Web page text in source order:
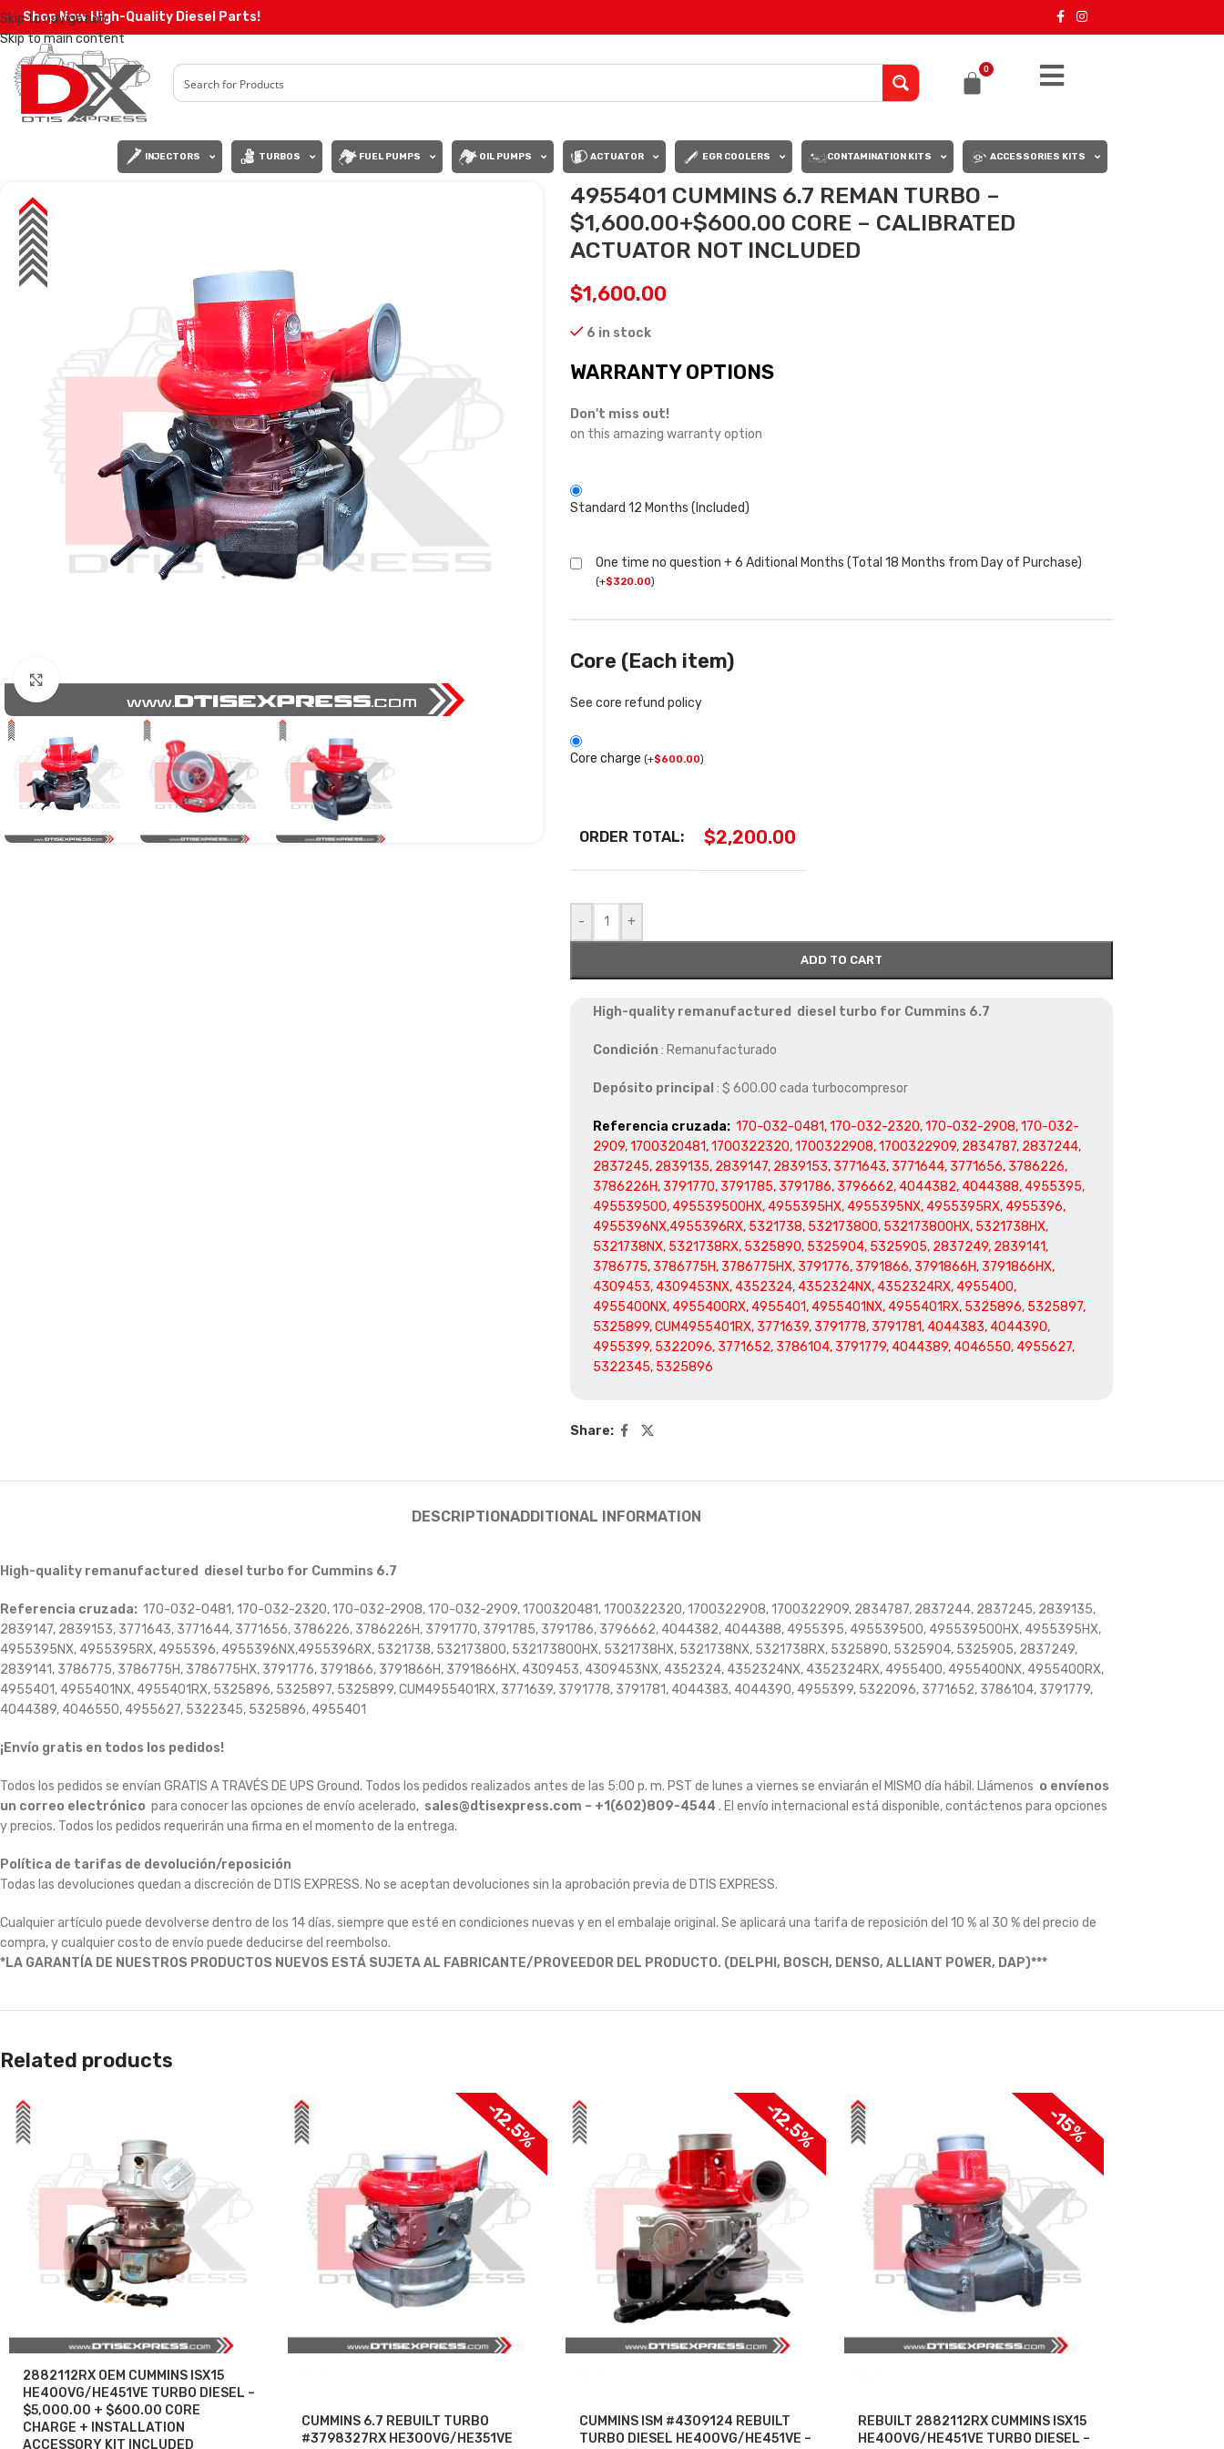
Skip to navigation
Skip to main content
Shop Now High-Quality Diesel Parts!
0
INJECTORS TURBOS FUEL PUMPS OIL PUMPS ACTUATOR EGR COOLERS CONTAMINATION KITS ACCESSORIES KITS
4955401 CUMMINS 6.7 REMAN TURBO –
$1,600.00+$600.00 CORE – CALIBRATED
ACTUATOR NOT INCLUDED
$1,600.00
6 in stock
WARRANTY OPTIONS
Don't miss out!
on this amazing warranty option
Standard 12 Months (Included)
One time no question + 6 Aditional Months (Total 18 Months from Day of Purchase)
(+$320.00)
Core (Each item)
See core refund policy
Core charge (+$600.00)
ORDER TOTAL: $2,200.00
- +
ADD TO CART
High-quality remanufactured diesel turbo for Cummins 6.7
Condición : Remanufacturado
Depósito principal : $ 600.00 cada turbocompresor
Referencia cruzada: 170-032-0481, 170-032-2320, 170-032-2908, 170-032-
2909, 1700320481, 1700322320, 1700322908, 1700322909, 2834787, 2837244,
2837245, 2839135, 2839147, 2839153, 3771643, 3771644, 3771656, 3786226,
3786226H, 3791770, 3791785, 3791786, 3796662, 4044382, 4044388, 4955395,
495539500, 495539500HX, 4955395HX, 4955395NX, 4955395RX, 4955396,
4955396NX,4955396RX, 5321738, 532173800, 532173800HX, 5321738HX,
5321738NX, 5321738RX, 5325890, 5325904, 5325905, 2837249, 2839141,
3786775, 3786775H, 3786775HX, 3791776, 3791866, 3791866H, 3791866HX,
4309453, 4309453NX, 4352324, 4352324NX, 4352324RX, 4955400,
4955400NX, 4955400RX, 4955401, 4955401NX, 4955401RX, 5325896, 5325897,
5325899, CUM4955401RX, 3771639, 3791778, 3791781, 4044383, 4044390,
4955399, 5322096, 3771652, 3786104, 3791779, 4044389, 4046550, 4955627,
5322345, 5325896
Share:
DESCRIPTIONADDITIONAL INFORMATION
High-quality remanufactured diesel turbo for Cummins 6.7
Referencia cruzada: 170-032-0481, 170-032-2320, 170-032-2908, 170-032-2909, 1700320481, 1700322320, 1700322908, 1700322909, 2834787, 2837244, 2837245, 2839135,
2839147, 2839153, 3771643, 3771644, 3771656, 3786226, 3786226H, 3791770, 3791785, 3791786, 3796662, 4044382, 4044388, 4955395, 495539500, 495539500HX, 4955395HX,
4955395NX, 4955395RX, 4955396, 4955396NX,4955396RX, 5321738, 532173800, 532173800HX, 5321738HX, 5321738NX, 5321738RX, 5325890, 5325904, 5325905, 2837249,
2839141, 3786775, 3786775H, 3786775HX, 3791776, 3791866, 3791866H, 3791866HX, 4309453, 4309453NX, 4352324, 4352324NX, 4352324RX, 4955400, 4955400NX, 4955400RX,
4955401, 4955401NX, 4955401RX, 5325896, 5325897, 5325899, CUM4955401RX, 3771639, 3791778, 3791781, 4044383, 4044390, 4955399, 5322096, 3771652, 3786104, 3791779,
4044389, 4046550, 4955627, 5322345, 5325896, 4955401
¡Envío gratis en todos los pedidos!
Todos los pedidos se envían GRATIS A TRAVÉS DE UPS Ground. Todos los pedidos realizados antes de las 5:00 p. m. PST de lunes a viernes se enviarán el MISMO día hábil. Llámenos o envíenos
un correo electrónico para conocer las opciones de envío acelerado, sales@dtisexpress.com – +1(602)809-4544 . El envío internacional está disponible, contáctenos para opciones
y precios. Todos los pedidos requerirán una firma en el momento de la entrega.
Política de tarifas de devolución/reposición
Todas las devoluciones quedan a discreción de DTIS EXPRESS. No se aceptan devoluciones sin la aprobación previa de DTIS EXPRESS.
Cualquier artículo puede devolverse dentro de los 14 días, siempre que esté en condiciones nuevas y en el embalaje original. Se aplicará una tarifa de reposición del 10 % al 30 % del precio de
compra, y cualquier costo de envío puede deducirse del reembolso.
*LA GARANTÍA DE NUESTROS PRODUCTOS NUEVOS ESTÁ SUJETA AL FABRICANTE/PROVEEDOR DEL PRODUCTO. (DELPHI, BOSCH, DENSO, ALLIANT POWER, DAP)***
Related products
2882112RX OEM CUMMINS ISX15
HE400VG/HE451VE TURBO DIESEL –
$5,000.00 + $600.00 CORE
CHARGE + INSTALLATION
ACCESSORY KIT INCLUDED
-12.5%
CUMMINS 6.7 REBUILT TURBO
#3798327RX HE300VG/HE351VE
-12.5%
CUMMINS ISM #4309124 REBUILT
TURBO DIESEL HE400VG/HE451VE –
-15%
REBUILT 2882112RX CUMMINS ISX15
HE400VG/HE451VE TURBO DIESEL –